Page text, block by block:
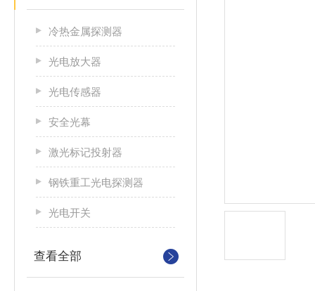
冷热金属探测器
光电放大器
光电传感器
安全光幕
激光标记投射器
钢铁重工光电探测器
光电开关
查看全部